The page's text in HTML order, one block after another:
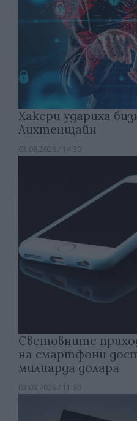
Хакери удариха
Лихтенщайн
03.08.2026 / 14:30
Световните
на смартфони
милиарда долара
03.08.2026 / 11:30